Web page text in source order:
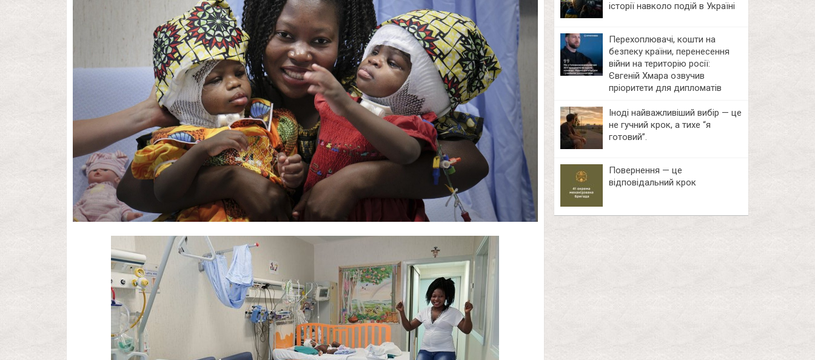
історії навколо подій в Україні
Перехоплювачі, кошти на
безпеку країни, перенесення
війни на територію росії:
Євгеній Хмара озвучив
пріоритети для дипломатів
Іноді найважливіший вибір — це
не гучний крок, а тихе “я
готовий”.
Повернення — це
відповідальний крок